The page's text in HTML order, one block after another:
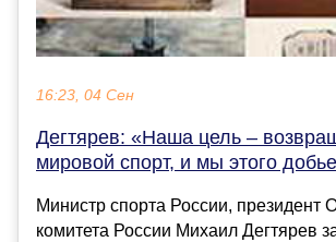
16:23, 04 Сен
Дегтярев: «Наша цель –
мировой спорт, и мы этого
Министр спорта России, президент
комитета России Михаил Дегтярев